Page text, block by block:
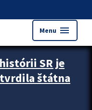
Menu menu
SR je
štátna